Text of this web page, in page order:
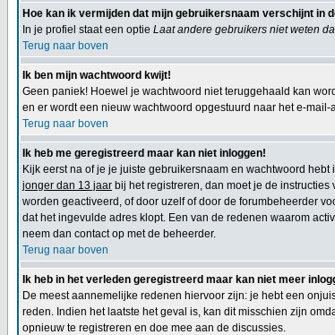
Hoe kan ik vermijden dat mijn gebruikersnaam verschijnt in
In je profiel staat een optie Laat andere gebruikers niet weten
Terug naar boven
Ik ben mijn wachtwoord kwijt!
Geen paniek! Hoewel je wachtwoord niet teruggehaald kan
en er wordt een nieuw wachtwoord opgestuurd naar het e-mail-
Terug naar boven
Ik heb me geregistreerd maar kan niet inloggen!
Kijk eerst na of je je juiste gebruikersnaam en wachtwoord
jonger dan 13 jaar bij het registreren, dan moet je de
worden geactiveerd, of door uzelf of door de forumbeheerder
dat het ingevulde adres klopt. Een van de redenen waarom
neem dan contact op met de beheerder.
Terug naar boven
Ik heb in het verleden geregistreerd maar kan niet meer
De meest aannemelijke redenen hiervoor zijn: je hebt een
reden. Indien het laatste het geval is, kan dit misschien zijn
opnieuw te registreren en doe mee aan de discussies.